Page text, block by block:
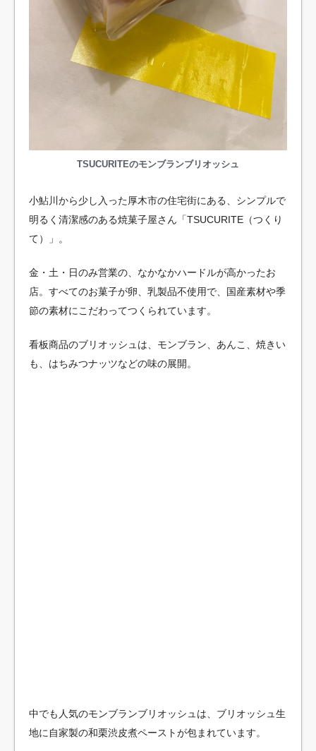
TSUCURITEのモンブランブリオッシュ
小鮎川から少し入った厚木市の住宅街にある、シンプルで
明るく清潔感のある焼菓子屋さん「TSUCURITE（つくり
て）」。
金・土・日のみ営業の、なかなかハードルが高かったお
店。すべてのお菓子が卵、乳製品不使用で、国産素材や季
節の素材にこだわってつくられています。
看板商品のブリオッシュは、モンブラン、あんこ、焼きい
も、はちみつナッツなどの味の展開。
中でも人気のモンブランブリオッシュは、ブリオッシュ生
地に自家製の和栗渋皮煮ペーストが包まれています。